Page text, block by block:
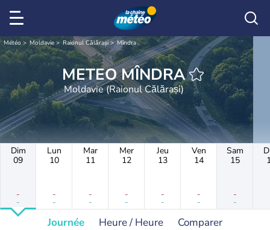
Météo Moldavie Raionul Călărași Mîndra
METEO MÎNDRA
Moldavie (Raionul Călărași)
Dim
09
-
-
Lun
10
-
-
Mar
11
-
-
Mer
12
-
-
Jeu
13
-
-
Ven
14
-
-
Sam
15
-
-
Journée Heure / Heure Comparer